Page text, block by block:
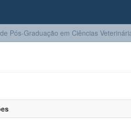
Pós-Graduação em Ciências